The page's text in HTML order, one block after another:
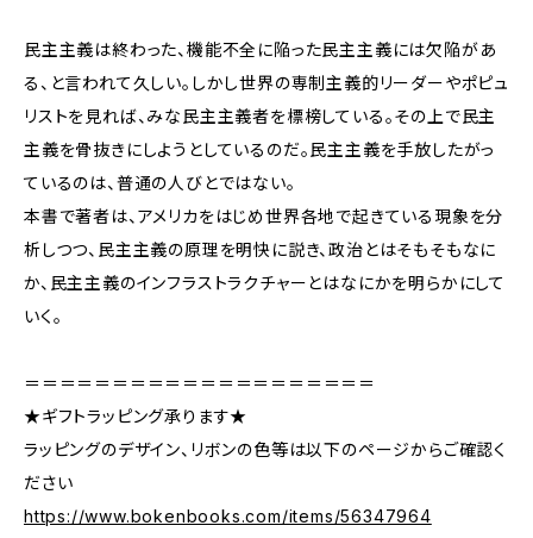
民主主義は終わった、機能不全に陥った民主主義には欠陥があ
る、と言われて久しい。しかし世界の専制主義的リーダーやポピュ
リストを見れば、みな民主主義者を標榜している。その上で民主
主義を骨抜きにしようとしているのだ。民主主義を手放したがっ
ているのは、普通の人びとではない。
本書で著者は、アメリカをはじめ世界各地で起きている現象を分
析しつつ、民主主義の原理を明快に説き、政治とはそもそもなに
か、民主主義のインフラストラクチャーとはなにかを明らかにして
いく。
＝＝＝＝＝＝＝＝＝＝＝＝＝＝＝＝＝＝＝＝
★ギフトラッピング承ります★
ラッピングのデザイン、リボンの色等は以下のページからご確認く
ださい
https://www.bokenbooks.com/items/56347964